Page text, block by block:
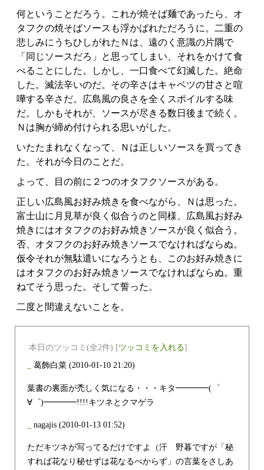
何ということだろう。これが焼そば麺であったら、オ
タフクの焼そばソースも浮かばれただろうに。二重の
悲しみにうちひしがれたＮは、遠のく意識の片隅で
「同じソースだろ」と思ってしまい、それをかけて食
べることにした。しかし、一口食べて幻滅した。絶命
した。滅法辛いのだ。その辛さはキャベツの甘さと喧
嘩する辛さだ。広島風の良さを全くスポイルする味
だ。しかもそれが、ソースが尽きる数日後まで続く。
Ｎは胸が締め付けられる思いがした。
いたたまれなくなって、Ｎは正しいソースを買ってき
た。それが今日のことだ。
よって、目の前に２つのオタフクソースがある。
正しい広島風お好み焼きを食べながら、Ｎは思った。
富士山に月見草が良く似合うのと同様、広島風お好み
焼きにはオタフクのお好み焼きソースが良く似合う。
否、オタフクのお好み焼きソースでなければならぬ。
仮令それが無駄遣いになろうとも、このお好み焼きに
はオタフクのお好み焼きソースでなければならぬ。重
ねてそう思った。そして誓った。
二度と間違えないことを。
本日のツッコミ(全2件) [ツッコミを入れる]
葛飾白菜 (2010-01-10 21:20)
葉書の裏面が禿しく気になる・・・キタ━━━━(゜
∀゜)━━━━!!!!キツネとクマゲラ
nagajis (2010-01-13 01:52)
ただキツネが写ってるだけですよ（汗 野暮ですが「秘
すれば花なり秘せずは花なるべからず」の言葉をさしあ